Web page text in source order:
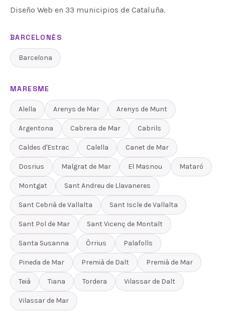
Diseño Web en 33 municipios de Cataluña.
BARCELONÈS
Barcelona
MARESME
Alella Arenys de Mar Arenys de Munt
Argentona Cabrera de Mar Cabrils
Caldes d'Estrac Calella Canet de Mar
Dosrius Malgrat de Mar El Masnou Mataró
Montgat Sant Andreu de Llavaneres
Sant Cebrià de Vallalta Sant Iscle de Vallalta
Sant Pol de Mar Sant Vicenç de Montalt
Santa Susanna Òrrius Palafolls
Pineda de Mar Premià de Dalt Premià de Mar
Teià Tiana Tordera Vilassar de Dalt
Vilassar de Mar